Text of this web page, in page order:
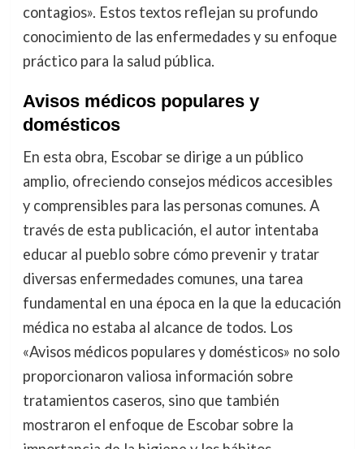
contagios». Estos textos reflejan su profundo
conocimiento de las enfermedades y su enfoque
práctico para la salud pública.
Avisos médicos populares y
domésticos
En esta obra, Escobar se dirige a un público
amplio, ofreciendo consejos médicos accesibles
y comprensibles para las personas comunes. A
través de esta publicación, el autor intentaba
educar al pueblo sobre cómo prevenir y tratar
diversas enfermedades comunes, una tarea
fundamental en una época en la que la educación
médica no estaba al alcance de todos. Los
«Avisos médicos populares y domésticos» no solo
proporcionaron valiosa información sobre
tratamientos caseros, sino que también
mostraron el enfoque de Escobar sobre la